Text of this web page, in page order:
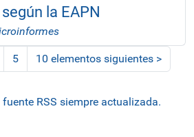
la EAPN
5 10 elementos siguientes >
RSS siempre actualizada.